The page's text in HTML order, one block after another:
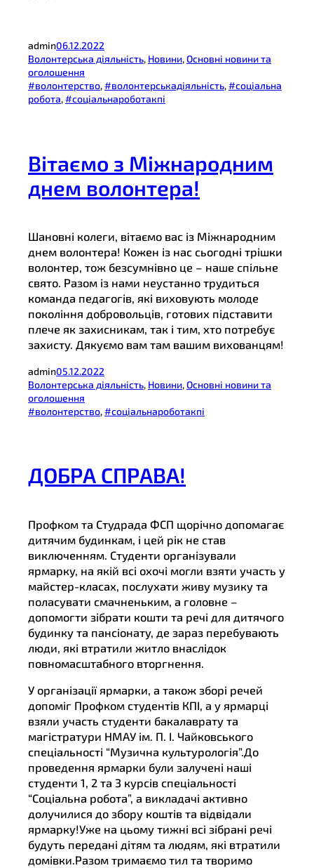
admin06.12.2022
Волонтерська діяльність, Новини, Основні новини та
оголошення
#волонтерство, #волонтерськадіяльність, #соціальна
робота, #соціальнароботакпі
Вітаємо з Міжнародним
днем волонтера!
Шановні колеги, вітаємо вас із Міжнародним
днем волонтера! Кожен із нас сьогодні трішки
волонтер, тож безсумнівно це – наше спільне
свято. Разом із нами неустанно трудиться
команда педагогів, які виховують молоде
покоління добровольців, готових підставити
плече як захисникам, так і тим, хто потребує
захисту. Дякуємо вам там вашим вихованцям!
admin05.12.2022
Волонтерська діяльність, Новини, Основні новини та
оголошення
#волонтерство, #соціальнароботакпі
ДОБРА СПРАВА!
Профком та Студрада ФСП щорічно допомагає
дитячим будинкам, і цей рік не став
виключенням. Студенти організували
ярмарку, на якій всі охочі могли взяти участь у
майстер-класах, послухати живу музику та
поласувати смачненьким, а головне –
допомогти зібрати кошти та речі для дитячого
будинку та пансіонату, де зараз перебувають
люди, які втратили житло внаслідок
повномасштабного вторгнення.
У організації ярмарки, а також зборі речей
допоміг Профком студентів КПІ, а у ярмарці
взяли участь студенти бакалаврату та
магістратури НМАУ ім. П. І. Чайковського
спеціальності “Музична культурологія”.До
проведення ярмарки були залучені наші
студенти 1, 2 та 3 курсів спеціальності
“Соціальна робота”, а викладачі активно
долучилися до збору коштів та відвідали
ярмарку!Уже на цьому тижні всі зібрані речі
будуть передані дітям та людям, які втратили
домівки.Разом тримаємо тил та творимо